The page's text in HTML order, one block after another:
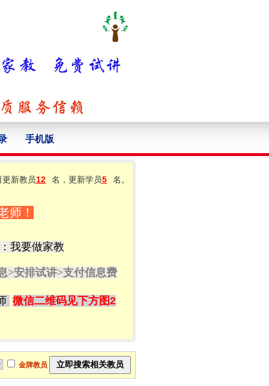
手机版
新教员12 名，更新学员5 名。
师！
我要做家教
>安排试讲>支付信息费
微信二维码见下方图2
金牌教员